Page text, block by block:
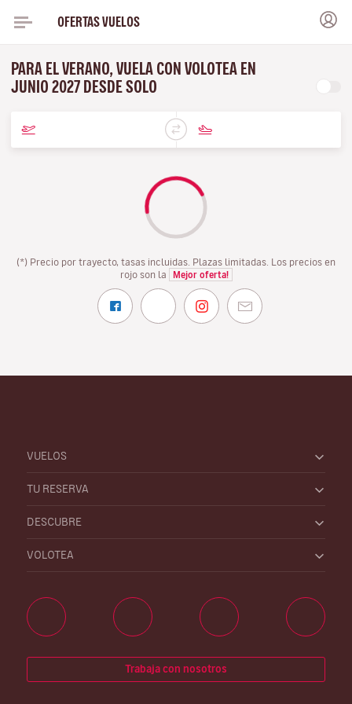
OFERTAS VUELOS
PARA EL VERANO, VUELA CON VOLOTEA EN
JUNIO 2027 DESDE SOLO
(*) Precio por trayecto, tasas incluidas. Plazas limitadas. Los precios en
rojo son la
Mejor oferta!
VUELOS
TU RESERVA
DESCUBRE
VOLOTEA
Trabaja con nosotros